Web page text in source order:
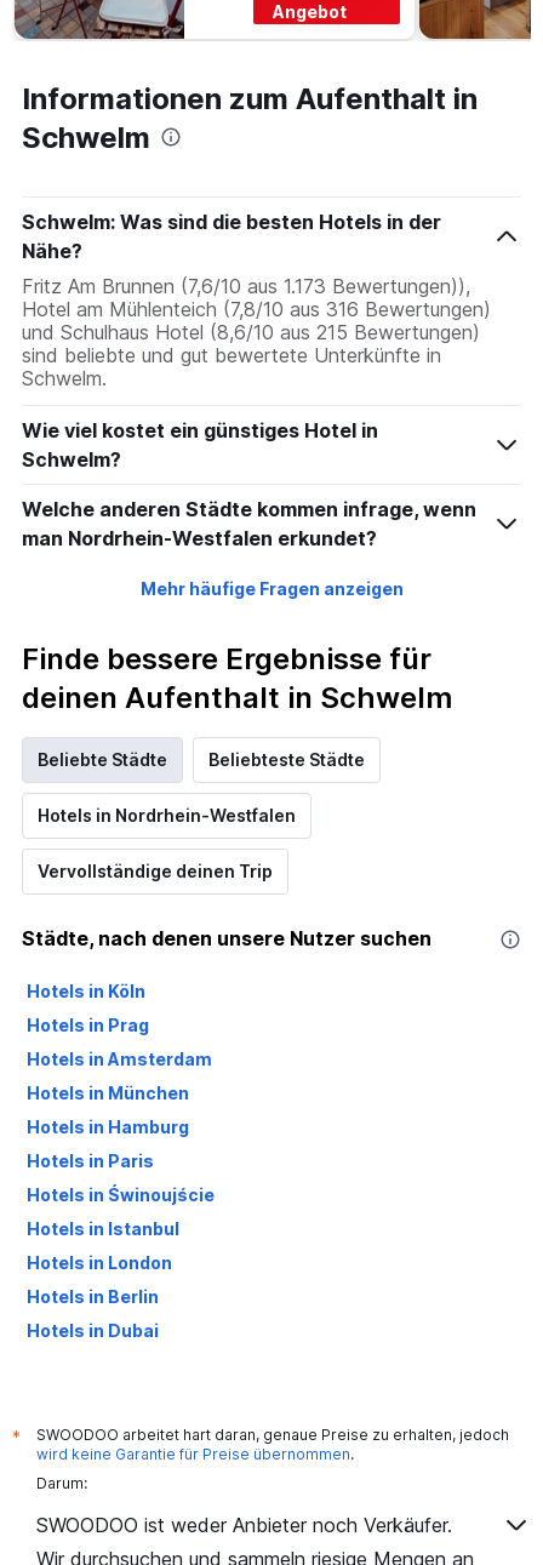
Angebot
Informationen zum Aufenthalt in
Schwelm
Schwelm: Was sind die besten Hotels in der
Nähe?
Fritz Am Brunnen (7,6/10 aus 1.173 Bewertungen)),
Hotel am Mühlenteich (7,8/10 aus 316 Bewertungen)
und Schulhaus Hotel (8,6/10 aus 215 Bewertungen)
sind beliebte und gut bewertete Unterkünfte in
Schwelm.
Wie viel kostet ein günstiges Hotel in
Schwelm?
Welche anderen Städte kommen infrage, wenn
man Nordrhein-Westfalen erkundet?
Mehr häufige Fragen anzeigen
Finde bessere Ergebnisse für
deinen Aufenthalt in Schwelm
Beliebte Städte Beliebteste Städte
Hotels in Nordrhein-Westfalen
Vervollständige deinen Trip
Städte, nach denen unsere Nutzer suchen
Hotels in Köln
Hotels in Prag
Hotels in Amsterdam
Hotels in München
Hotels in Hamburg
Hotels in Paris
Hotels in Świnoujście
Hotels in Istanbul
Hotels in London
Hotels in Berlin
Hotels in Dubai
*
SWOODOO arbeitet hart daran, genaue Preise zu erhalten, jedoch
wird keine Garantie für Preise übernommen.
Darum:
SWOODOO ist weder Anbieter noch Verkäufer.
Wir durchsuchen und sammeln riesige Mengen an